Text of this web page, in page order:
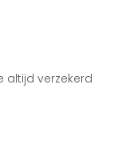
altijd verzekerd